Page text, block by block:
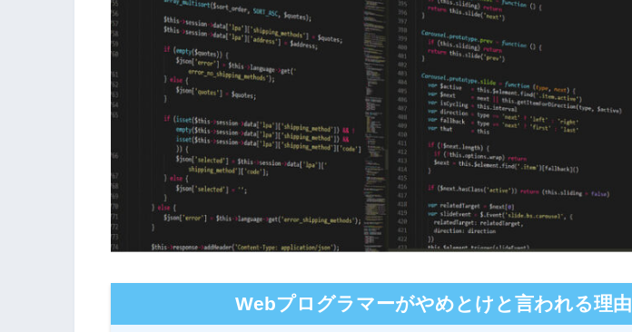
Webプログラマーがやめとけと言われる理由